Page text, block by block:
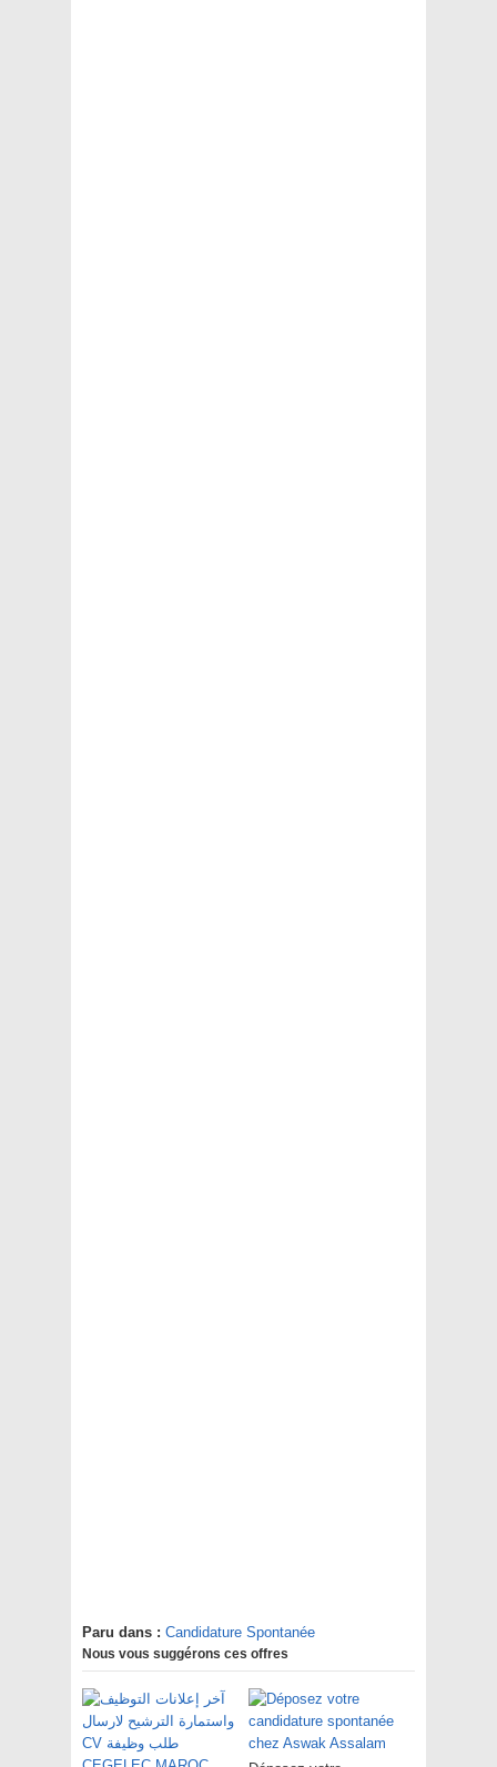
Paru dans : Candidature Spontanée
Nous vous suggérons ces offres